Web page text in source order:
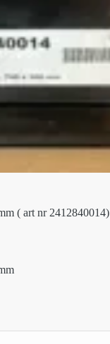
( art nr 2412840014)